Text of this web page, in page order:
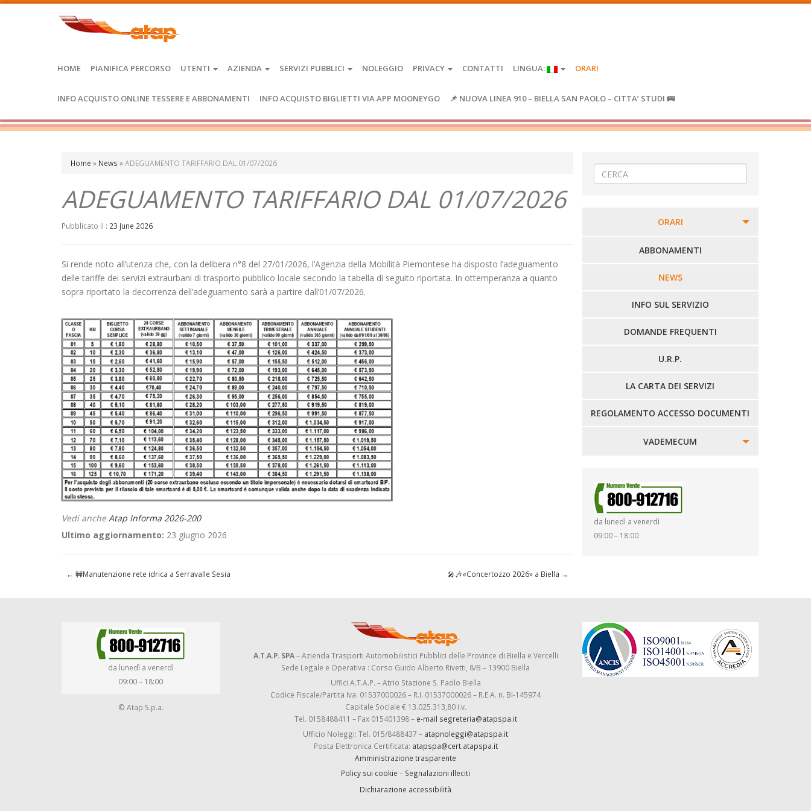
HOME PIANIFICA PERCORSO UTENTI AZIENDA SERVIZI PUBBLICI NOLEGGIO PRIVACY CONTATTI LINGUA: ORARI
INFO ACQUISTO ONLINE TESSERE E ABBONAMENTI INFO ACQUISTO BIGLIETTI VIA APP MOONEYGO 📌 NUOVA LINEA 910 – BIELLA SAN PAOLO – CITTA’ STUDI 🚌
Home » News »ADEGUAMENTO TARIFFARIO DAL 01/07/2026
ADEGUAMENTO TARIFFARIO DAL 01/07/2026
Pubblicato il : 23 June 2026
Si rende noto all’utenza che, con la delibera n°8 del 27/01/2026, l’Agenzia della Mobilità Piemontese ha disposto l’adeguamento
delle tariffe dei servizi extraurbani di trasporto pubblico locale secondo la tabella di seguito riportata. In ottemperanza a quanto
sopra riportato la decorrenza dell’adeguamento sarà a partire dall’01/07/2026.
Vedi ancheAtap Informa 2026-200
Ultimo aggiornamento: 23 giugno 2026
← 🚧Manutenzione rete idrica a Serravalle Sesia 🎤🎶«Concertozzo 2026» a Biella →
ORARI
PERCORSI URBANI IN BIELLA
LINEE URBANE VERCELLI
LINEE EXTRAURBANE
ABBONAMENTI
NEWS
INFO SUL SERVIZIO
DOMANDE FREQUENTI
U.R.P.
LA CARTA DEI SERVIZI
REGOLAMENTO ACCESSO DOCUMENTI
VADEMECUM
SMARRIMENTO OGGETTI
DIRITTI E DOVERI
da lunedì a venerdì
09:00 – 18:00
da lunedì a venerdì
09:00 – 18:00
© Atap S.p.a.
A.T.A.P. SPA– Azienda Trasporti Automobilistici Pubblici delle Province di Biella e Vercelli
Sede Legale e Operativa : Corso Guido Alberto Rivetti, 8/B – 13900 Biella
Uffici A.T.A.P. – Atrio Stazione S. Paolo Biella
Codice Fiscale/Partita Iva: 01537000026 – R.I. 01537000026 – R.E.A. n. BI-145974
Capitale Sociale € 13.025.313,80 i.v.
Tel. 0158488411 – Fax 015401398 – e-mail segreteria@atapspa.it
Ufficio Noleggi: Tel. 015/8488437 – atapnoleggi@atapspa.it
Posta Elettronica Certificata: atapspa@cert.atapspa.it
Amministrazione trasparente
Policy sui cookie – Segnalazioni illeciti
Dichiarazione accessibilità